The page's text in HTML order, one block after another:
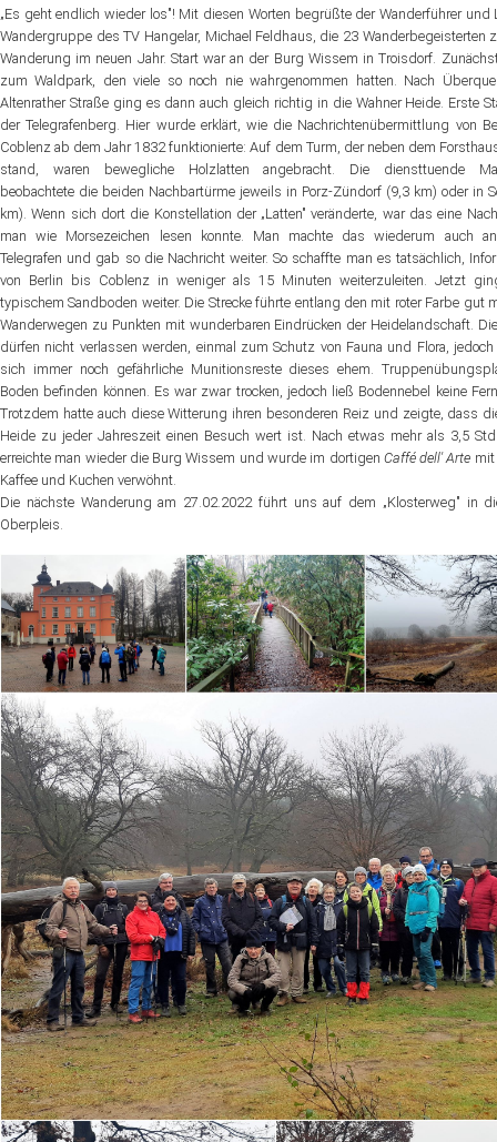
Website
News
„Es geht endlich wieder los"! Mit diesen Worten begrüßte der Wanderführer und
Wandergruppe des TV Hangelar, Michael Feldhaus, die 23 Wanderbegeisterten
Wanderung im neuen Jahr. Start war an der Burg Wissem in Troisdorf.
zum Waldpark, den viele so noch nie wahrgenommen hatten. Nach
Altenrather Straße ging es dann auch gleich richtig in die Wahner Heide. Erste
der Telegrafenberg. Hier wurde erklärt, wie die Nachrichtenübermittlung von
Coblenz ab dem Jahr 1832 funktionierte: Auf dem Turm, der neben dem
stand, waren bewegliche Holzlatten angebracht. Die diensttuende
beobachtete die beiden Nachbartürme jeweils in Porz-Zündorf (9,3 km) oder in
km). Wenn sich dort die Konstellation der „Latten" veränderte, war das eine
man wie Morsezeichen lesen konnte. Man machte das wiederum auch
Telegrafen und gab so die Nachricht weiter. So schaffte man es tatsächlich,
von Berlin bis Coblenz in weniger als 15 Minuten weiterzuleiten. Jetzt
typischem Sandboden weiter. Die Strecke führte entlang den mit roter Farbe gut
Wanderwegen zu Punkten mit wunderbaren Eindrücken der Heidelandschaft.
dürfen nicht verlassen werden, einmal zum Schutz von Fauna und Flora,
sich immer noch gefährliche Munitionsreste dieses ehem.
Boden befinden können. Es war zwar trocken, jedoch ließ Bodennebel keine
Trotzdem hatte auch diese Witterung ihren besonderen Reiz und zeigte, dass
Heide zu jeder Jahreszeit einen Besuch wert ist. Nach etwas mehr als 3,5
erreichte man wieder die Burg Wissem und wurde im dortigen Caffé dell' Arte mit
Kaffee und Kuchen verwöhnt.
Die nächste Wanderung am 27.02.2022 führt uns auf dem „Klosterweg" in
Oberpleis.